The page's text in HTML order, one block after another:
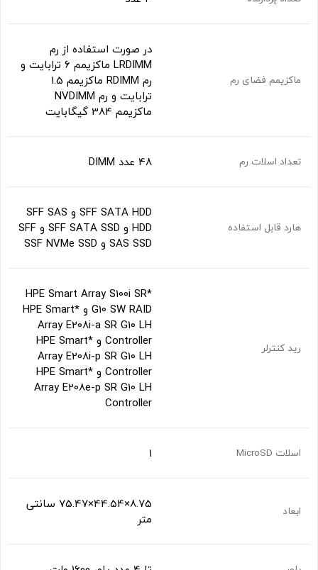
ماکزیمم فضای رم
در صورت استفاده از رم
LRDIMM ماکزیمم 6 ترابایت و
رم RDIMM ماکزیمم 1.5
ترابایت و رم NVDIMM
ماکزیمم 384 گیگابایت
تعداد اسلات رم 48 عدد DIMM
هارد قابل استفاده
SFF SATA HDD و SFF SAS
HDD و SFF SATA SSD و SFF
SAS SSD و SSF NVMe SSD
رید کنترلر
*HPE Smart Array S100i SR
G10 SW RAID و *HPE Smart
Array E208i-a SR G10 LH
Controller و *HPE Smart
Array E208i-p SR G10 LH
Controller و *HPE Smart
Array E208e-p SR G10 LH
Controller
اسلات MicroSD 1
ابعاد
8.75×44.54×75.47 سانتی
متر